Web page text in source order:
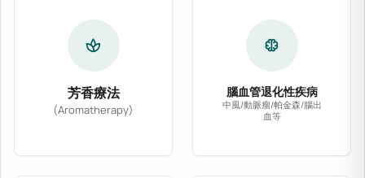
spa
芳香療法
(Aromatherapy)
neurology
腦血管退化性疾病
中風/動脈瘤/帕金森/腦出
血等